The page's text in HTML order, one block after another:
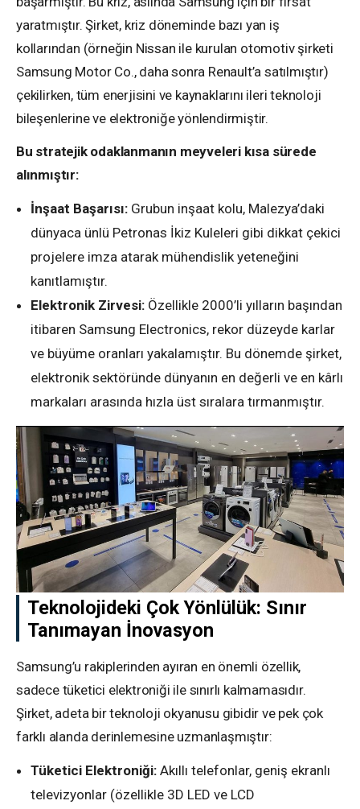
yaratmıştır. Şirket, kriz döneminde bazı yan iş
kollarından (örneğin Nissan ile kurulan otomotiv şirketi
Samsung Motor Co., daha sonra Renault’a satılmıştır)
çekilirken, tüm enerjisini ve kaynaklarını ileri teknoloji
bileşenlerine ve elektroniğe yönlendirmiştir.
Bu stratejik odaklanmanın meyveleri kısa sürede
alınmıştır:
İnşaat Başarısı: Grubun inşaat kolu, Malezya’daki
dünyaca ünlü Petronas İkiz Kuleleri gibi dikkat çekici
projelere imza atarak mühendislik yeteneğini
kanıtlamıştır.
Elektronik Zirvesi: Özellikle 2000’li yılların başından
itibaren Samsung Electronics, rekor düzeyde karlar
ve büyüme oranları yakalamıştır. Bu dönemde şirket,
elektronik sektöründe dünyanın en değerli ve en kârlı
markaları arasında hızla üst sıralara tırmanmıştır.
Teknolojideki Çok Yönlülük: Sınır
Tanımayan İnovasyon
Samsung’u rakiplerinden ayıran en önemli özellik,
sadece tüketici elektroniği ile sınırlı kalmamasıdır.
Şirket, adeta bir teknoloji okyanusu gibidir ve pek çok
farklı alanda derinlemesine uzmanlaşmıştır:
Tüketici Elektroniği: Akıllı telefonlar, geniş ekranlı
televizyonlar (özellikle 3D LED ve LCD